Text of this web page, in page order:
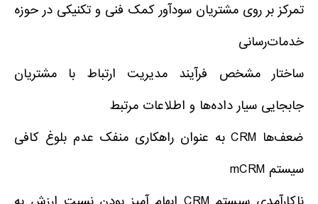
تمرکز بر روی مشتریان سودآور کمک فنی و تکنیکی در حوزه
خدمات‌رسانی
ساختار مشخص فرآیند مدیریت ارتباط با مشتریان
جابجایی سیار داده‌ها و اطلاعات مرتبط
ضعف‌ها CRM به عنوان راهکاری منفک عدم بلوغ کافی
سیستم mCRM